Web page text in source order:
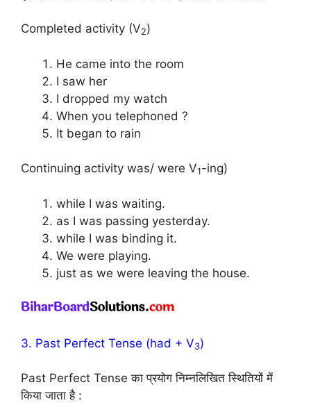
Completed activity (V2)
He came into the room
I saw her
I dropped my watch
When you telephoned ?
It began to rain
Continuing activity was/ were V1-ing)
while I was waiting.
as I was passing yesterday.
while I was binding it.
We were playing.
just as we were leaving the house.
3. Past Perfect Tense (had + V3)
Past Perfect Tense का प्रयोग निम्नलिखित स्थितियों में
किया जाता है :